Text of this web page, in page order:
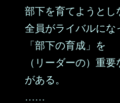
部下を育てようとし
全員がライバルにな
「部下の育成」を
（リーダーの）重
がある。
……